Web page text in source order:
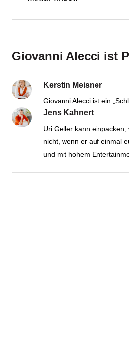
Giovanni Alecci ist
Kerstin Meisner
Giovanni Alecci ist ein
Jens Kahnert
Uri Geller kann
nicht, wenn er auf einmal
und mit hohem